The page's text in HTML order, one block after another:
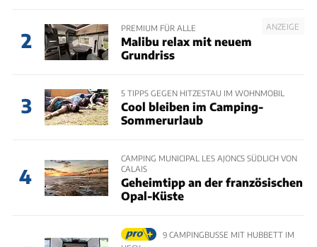
2
ANZEIGE
PREMIUM FÜR ALLE
Malibu relax mit neuem
Grundriss
3
5 TIPPS GEGEN HITZESTAU IM WOHNMOBIL
Cool bleiben im Camping-
Sommerurlaub
4
CAMPING MUNICIPAL LES AJONCS SÜDLICH VON
CALAIS
Geheimtipp an der französischen
Opal-Küste
9 CAMPINGBUSSE MIT HUBBETT IM